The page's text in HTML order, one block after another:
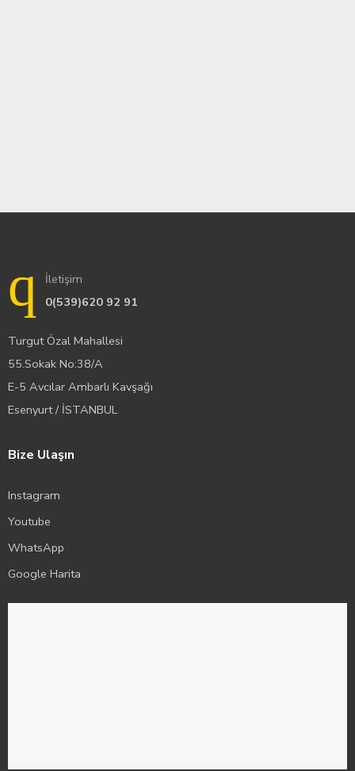
İletişim
0(539)620 92 91
Turgut Özal Mahallesi
55.Sokak No:38/A
E-5 Avcılar Ambarlı Kavşağı
Esenyurt / İSTANBUL
Bize Ulaşın
Instagram
Youtube
WhatsApp
Google Harita